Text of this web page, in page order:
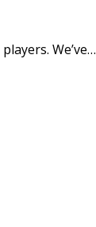
We’ve…